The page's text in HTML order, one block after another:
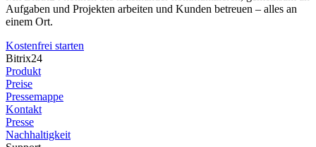
Aufgaben und Projekten arbeiten und Kunden betreuen – alles an
einem Ort.
Kostenfrei starten
Bitrix24
Produkt
Preise
Pressemappe
Kontakt
Presse
Nachhaltigkeit